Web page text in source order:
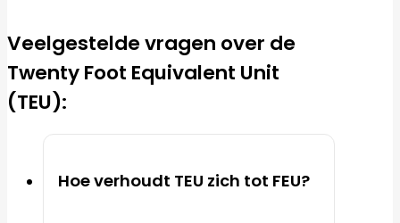
Veelgestelde vragen over de
Twenty Foot Equivalent Unit
(TEU):
Hoe verhoudt TEU zich tot FEU?